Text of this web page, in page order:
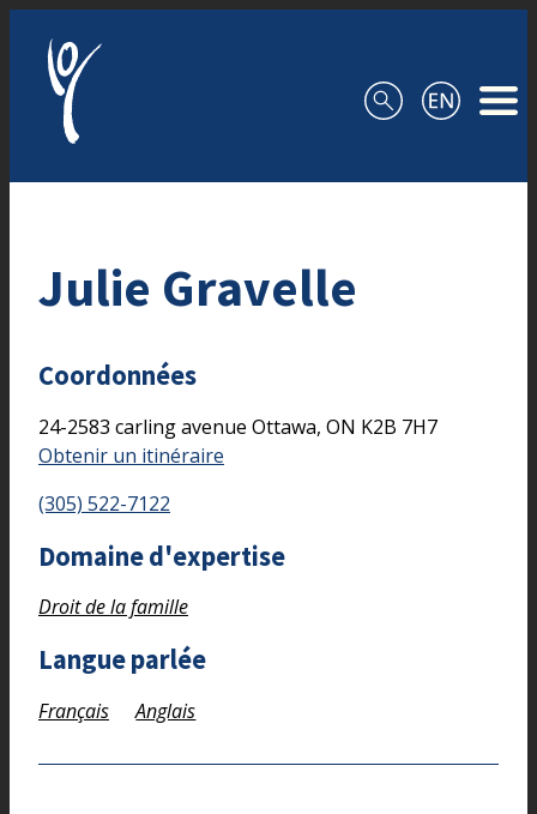
Julie Gravelle
Coordonnées
24-2583 carling avenue Ottawa, ON K2B 7H7
Obtenir un itinéraire
(305) 522-7122
Domaine d'expertise
Droit de la famille
Langue parlée
Français Anglais